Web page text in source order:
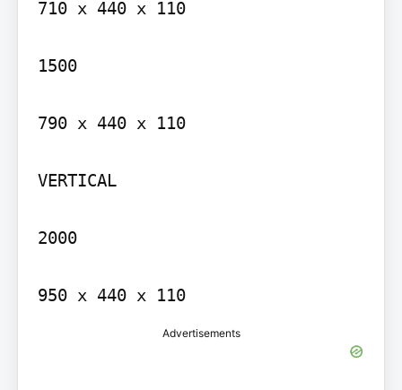
710 x 440 x 110
1500
790 x 440 x 110
VERTICAL
2000
950 x 440 x 110
Advertisements